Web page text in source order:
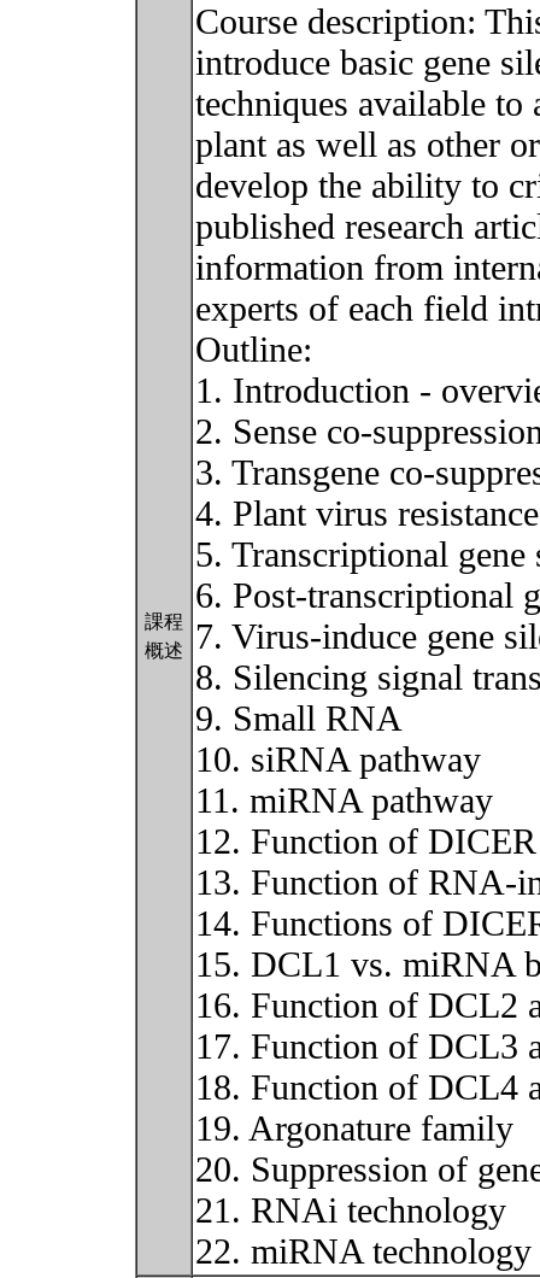
課程
概述
Course description:
introduce basic gene
techniques available to
plant as well as other
develop the ability to
published research
information from
experts of each field
Outline:
1. Introduction -
2. Sense co-
3. Transgene co-
4. Plant virus
5. Transcriptional
6. Post-transcriptional
7. Virus-induce gene
8. Silencing signal
9. Small RNA
10. siRNA pathway
11. miRNA pathway
12. Function of DICER
13. Function of RNA-
14. Functions of
15. DCL1 vs. miRNA
16. Function of DCL2
17. Function of DCL3
18. Function of DCL4
19. Argonature family
20. Suppression of
21. RNAi technology
22. miRNA technology